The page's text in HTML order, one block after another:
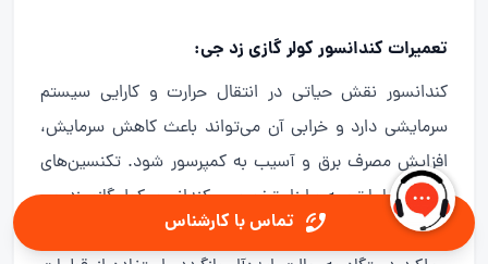
تعمیرات کندانسور کولر گازی زد جی:
کندانسور نقش حیاتی در انتقال حرارت و کارایی سیستم
سرمایشی دارد و خرابی آن می‌تواند باعث کاهش سرمایش،
افزایش مصرف برق و آسیب به کمپرسور شود. تکنسین‌های
حرفه‌ای ما با تجربه و ابزار تخصصی، کندانسور کولر گازی زد جی
شما را بررسی، تعمیر یا در صورت نیاز تعویض می‌کنند تا
تماس با کارشناس